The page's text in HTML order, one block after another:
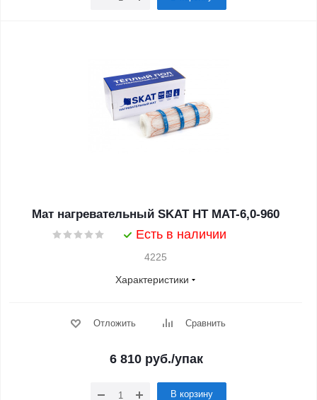
Мат нагревательный SKAT HT MAT-6,0-960
Есть в наличии
4225
Характеристики
Отложить Сравнить
6 810руб./упак
В корзину